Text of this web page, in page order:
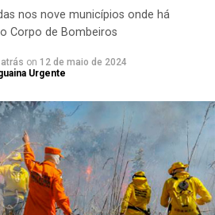
nos nove municípios onde há
Corpo de Bombeiros
on 12 de maio de 2024
Urgente